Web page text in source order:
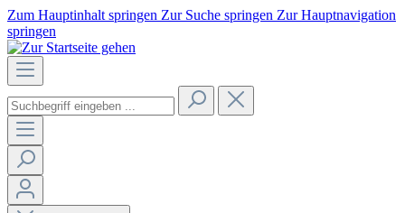
Zum Hauptinhalt springen Zur Suche springen Zur Hauptnavigation
springen